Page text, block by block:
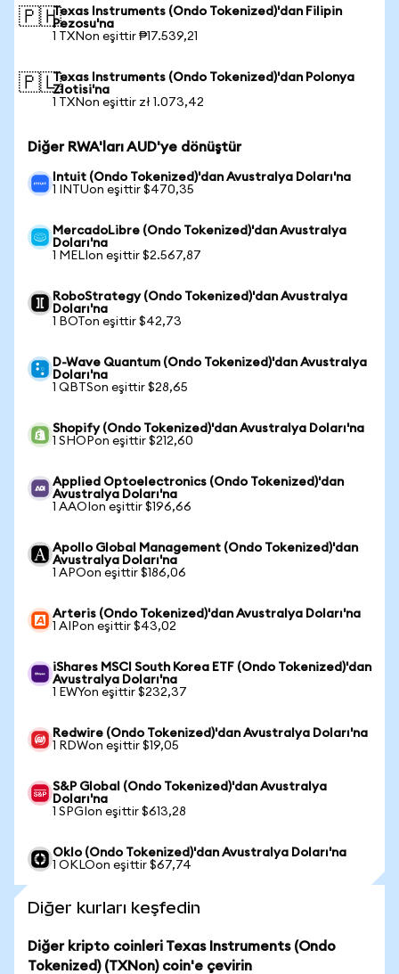
🇵🇭Texas Instruments (Ondo Tokenized)'dan Filipin
Pezosu'na
1 TXNon eşittir ₱17.539,21
🇵🇱Texas Instruments (Ondo Tokenized)'dan Polonya
Zlotisi'na
1 TXNon eşittir zł 1.073,42
Diğer RWA'ları AUD'ye dönüştür
Intuit (Ondo Tokenized)'dan Avustralya Doları'na
1 INTUon eşittir $470,35
MercadoLibre (Ondo Tokenized)'dan Avustralya
Doları'na
1 MELIon eşittir $2.567,87
RoboStrategy (Ondo Tokenized)'dan Avustralya
Doları'na
1 BOTon eşittir $42,73
D-Wave Quantum (Ondo Tokenized)'dan Avustralya
Doları'na
1 QBTSon eşittir $28,65
Shopify (Ondo Tokenized)'dan Avustralya Doları'na
1 SHOPon eşittir $212,60
Applied Optoelectronics (Ondo Tokenized)'dan
Avustralya Doları'na
1 AAOIon eşittir $196,66
Apollo Global Management (Ondo Tokenized)'dan
Avustralya Doları'na
1 APOon eşittir $186,06
Arteris (Ondo Tokenized)'dan Avustralya Doları'na
1 AIPon eşittir $43,02
iShares MSCI South Korea ETF (Ondo Tokenized)'dan
Avustralya Doları'na
1 EWYon eşittir $232,37
Redwire (Ondo Tokenized)'dan Avustralya Doları'na
1 RDWon eşittir $19,05
S&P Global (Ondo Tokenized)'dan Avustralya
Doları'na
1 SPGIon eşittir $613,28
Oklo (Ondo Tokenized)'dan Avustralya Doları'na
1 OKLOon eşittir $67,74
Diğer kurları keşfedin
Diğer kripto coinleri Texas Instruments (Ondo
Tokenized) (TXNon) coin'e çevirin